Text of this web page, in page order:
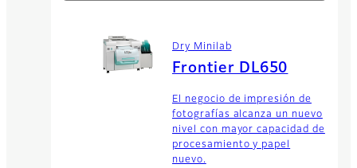
Dry Minilab
Frontier DL650
El negocio de impresión de
fotografías alcanza un nuevo
nivel con mayor capacidad de
procesamiento y papel
nuevo.